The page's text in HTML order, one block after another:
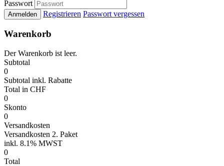
Passwort
Anmelden Registrieren Passwort vergessen
Warenkorb
Der Warenkorb ist leer.
Subtotal
0
Subtotal inkl. Rabatte
Total in CHF
0
Skonto
0
Versandkosten
Versandkosten 2. Paket
inkl. 8.1% MWST
0
Total